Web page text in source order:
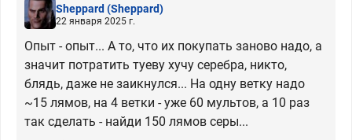
Sheppard(Sheppard)
22 января 2025 г.
Опыт - опыт... А то, что их покупать заново надо, а
значит потратить туеву хучу серебра, никто,
блядь, даже не заикнулся... На одну ветку надо
~15 лямов, на 4 ветки - уже 60 мультов, а 10 раз
так сделать - найди 150 лямов серы...